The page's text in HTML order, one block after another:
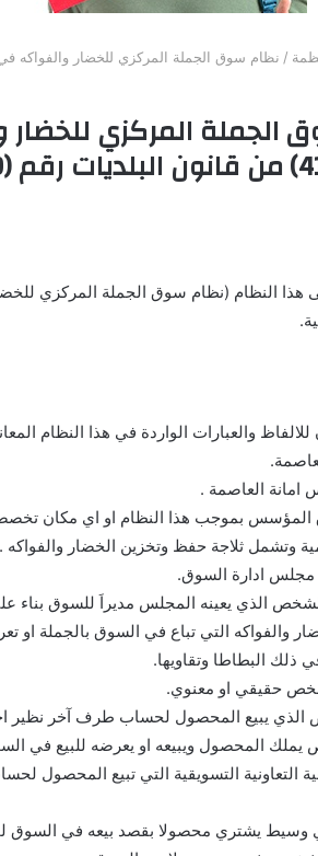
/
الجملة المركزي
العاصمة .
بموجب هذا النظام او اي مكان تخصصه
وتشمل ثلاجة حفظ وتخزين الخضار والفواكه .
مجلس ادارة السوق.
الذي يعينه المجلس مديراَ للسوق بناء
والفواكه التي تباع في السوق بالجملة او
ذلك البطاطا وتقاويها.
حقيقي او معنوي.
الذي يبيع المحصول لحساب طرف آخر نظير
يملك المحصول ويبيعه او يعرضه للبيع في
التعاونية التسويقية التي تبيع المحصول
وسيط يشتري محصولا بقصد بيعه في السوق